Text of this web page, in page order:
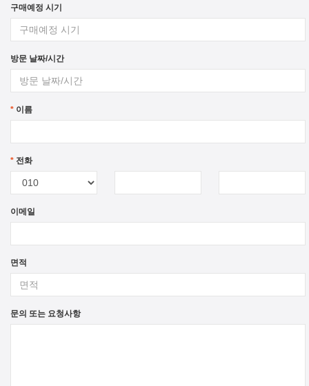
구매예정 시기
방문 날짜/시간
* 이름
* 전화
이메일
면적
문의 또는 요청사항